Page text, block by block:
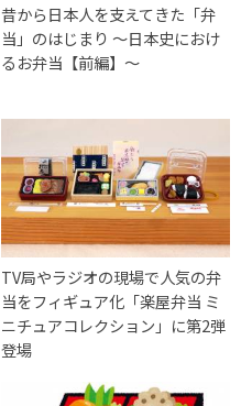
昔から日本人を支えてきた「弁
当」のはじまり ～日本史におけ
るお弁当【前編】～
TV局やラジオの現場で人気の弁
当をフィギュア化「楽屋弁当 ミ
ニチュアコレクション」に第2弾
登場